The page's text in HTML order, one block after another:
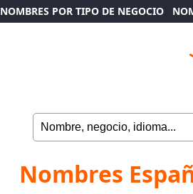
NOMBRES POR TIPO DE NEGOCIO
Nombres